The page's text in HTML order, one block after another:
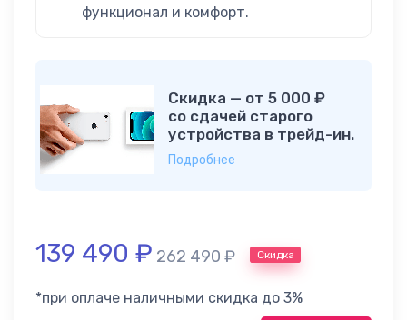
функционал и комфорт.
Скидка — от 5 000 ₽
со сдачей старого
устройства в трейд-ин.
Подробнее
139 490 ₽ 262 490₽ Скидка
*при оплаче наличными скидка до 3%